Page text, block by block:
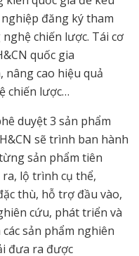
đăng ký tham
chiến lược. Tái cơ
quốc gia
cao hiệu quả
chiến lược…
duyệt 3 sản phẩm
sẽ trình ban hành
sản phẩm tiên
lộ trình cụ thể,
thù, hỗ trợ đầu vào,
cứu, phát triển và
sản phẩm nghiên
đưa ra được